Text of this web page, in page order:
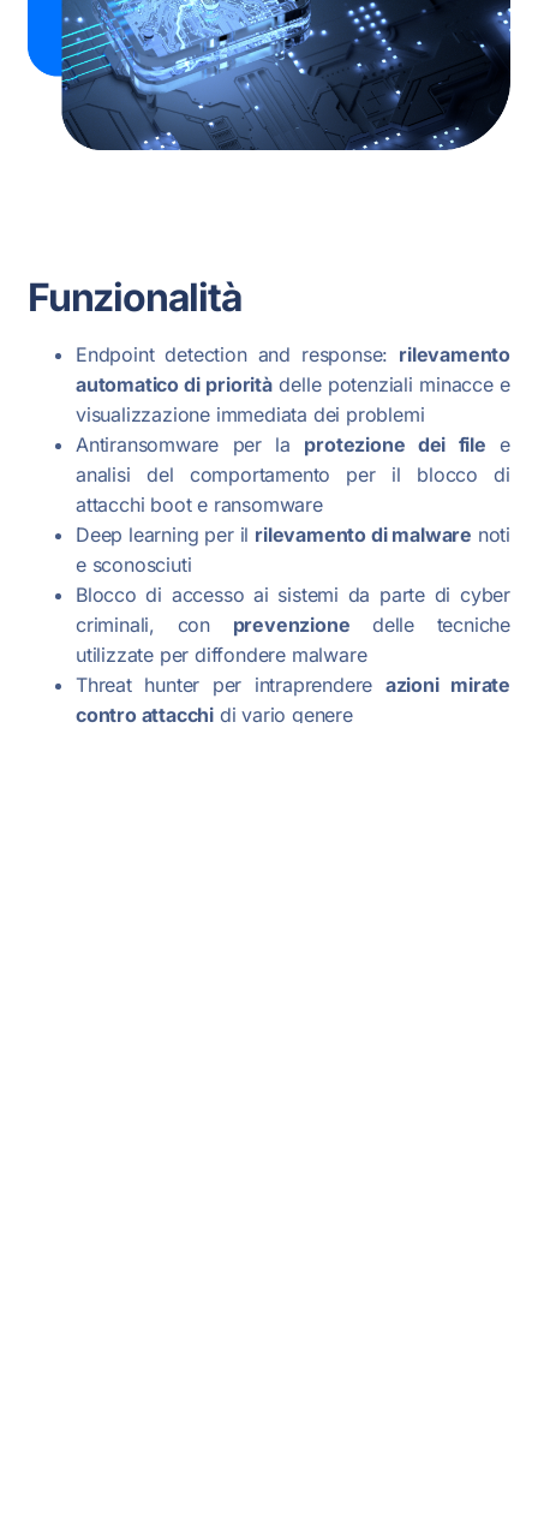
Funzionalità
Endpoint detection and response: rilevamento
automatico di prioritàdelle potenziali minacce e
visualizzazione immediata dei problemi
Antiransomware per la protezione dei file e
analisi del comportamento per il blocco di
attacchi boot e ransomware
Deep learning per il rilevamento di malware noti
e sconosciuti
Blocco di accesso ai sistemi da parte di cyber
criminali, con prevenzione delle tecniche
utilizzate per diffondere malware
Threat hunter per intraprendere azioni mirate
contro attacchi di vario genere